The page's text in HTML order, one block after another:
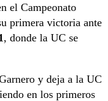
el Campeonato
primera victoria ante
, donde la UC se
y deja a la UC
en los primeros